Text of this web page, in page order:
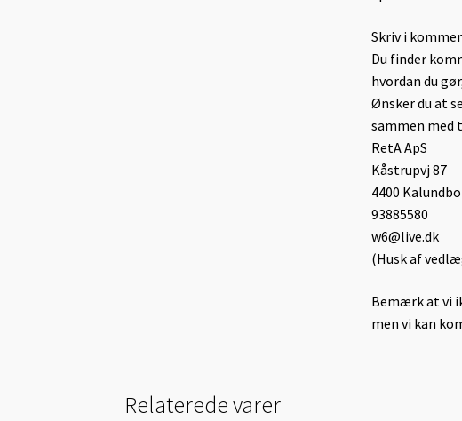
Skriv i
Du finder
hvordan du
Ønsker du at
sammen med
RetA ApS
Kåstrupvj 87
4400
93885580
w6@live.dk
(Husk af
Bemærk at vi
men vi kan
Relaterede varer